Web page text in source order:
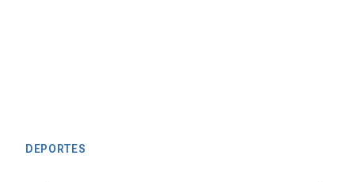
DEPORTES